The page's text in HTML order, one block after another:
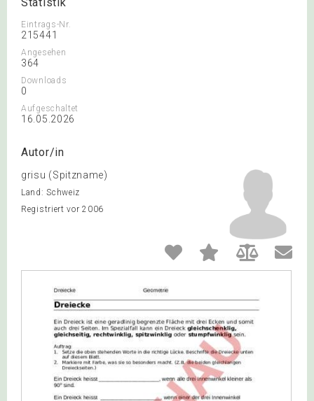
Eintrags-Nr.
215441
Angesehen
364
Downloads
0
Aufgeschaltet
16.05.2026
Autor/in
grisu (Spitzname)
Land: Schweiz
Registriert vor 2006